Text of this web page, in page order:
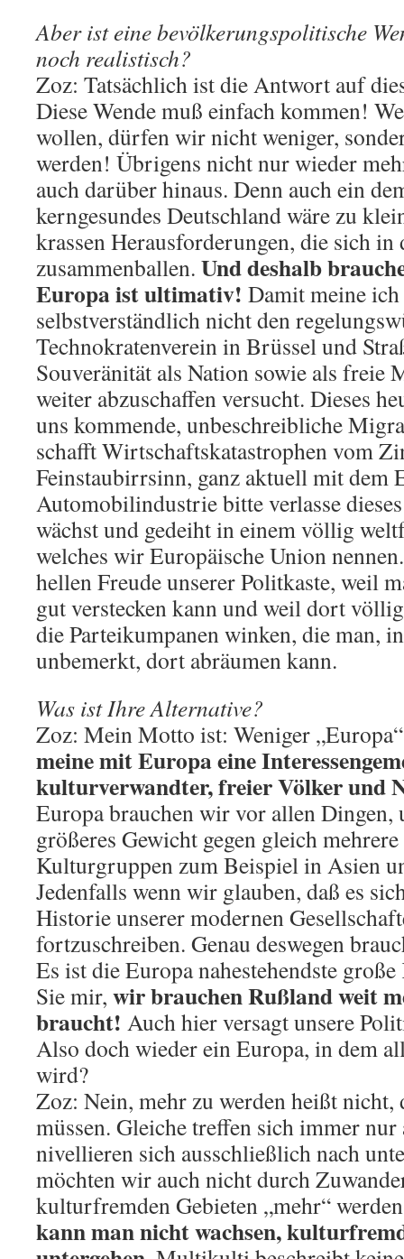
Aber ist eine bevölkerungspolitische
noch realistisch?
Zoz: Tatsächlich ist die Antwort auf
Diese Wende muß einfach kommen!
wollen, dürfen wir nicht weniger,
werden! Übrigens nicht nur wieder
auch darüber hinaus. Denn auch ein
kerngesundes Deutschland wäre zu
krassen Herausforderungen, die sich
zusammenballen. Und deshalb
Europa ist ultimativ! Damit meine ich
selbstverständlich nicht den
Technokratenverein in Brüssel und
Souveränität als Nation sowie als freie
weiter abzuschaffen versucht. Dieses
uns kommende, unbeschreibliche
schafft Wirtschaftskatastrophen vom
Feinstaub­irrsinn, ganz aktuell mit dem
Automobilindustrie bitte verlasse
wächst und gedeiht in einem völlig
welches wir Europäische Union
hellen Freude unserer Politkaste, weil
gut verstecken kann und weil dort
die Parteikumpanen winken, die man,
unbemerkt, dort abräumen kann.
Was ist Ihre Alternative?
Zoz: Mein Motto ist: Weniger
meine mit Europa eine
kulturverwandter, freier Völker und
Europa brauchen wir vor allen Dingen,
größeres Gewicht gegen gleich
Kulturgruppen zum Beispiel in Asien
Jedenfalls wenn wir glauben, daß es
Historie unserer modernen
fortzuschreiben. Genau deswegen
Es ist die Europa nahestehendste
Sie mir, wir brauchen Rußland weit
braucht! Auch hier versagt unsere
Also doch wieder ein Europa, in dem
wird?
Zoz: Nein, mehr zu werden heißt
müssen. Gleiche treffen sich immer
nivellieren sich ausschließlich nach
möchten wir auch nicht durch
kulturfremden Gebieten „mehr“
kann man nicht wachsen,